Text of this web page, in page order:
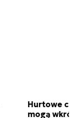
Hurtowe
mogą